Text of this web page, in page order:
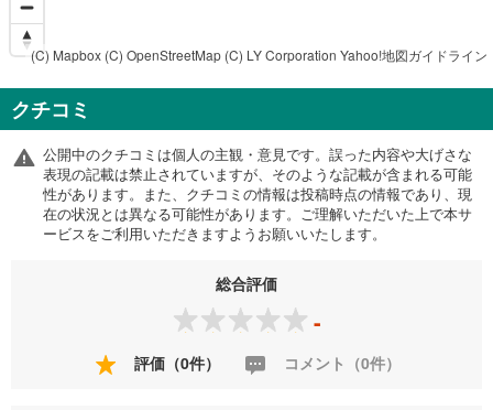
(C) Mapbox (C) OpenStreetMap (C) LY Corporation Yahoo!地図ガイドライン
クチコミ
公開中のクチコミは個人の主観・意見です。誤った内容や大げさな
表現の記載は禁止されていますが、そのような記載が含まれる可能
性があります。また、クチコミの情報は投稿時点の情報であり、現
在の状況とは異なる可能性があります。ご理解いただいた上で本サ
ービスをご利用いただきますようお願いいたします。
総合評価
-
評価（0件） コメント（0件）